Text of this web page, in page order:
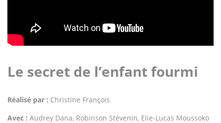
Le secret de l’enfant fourmi
Réalisé par : Christine François
Avec : Audrey Dana, Robinson Stévenin, Elie-Lucas Moussoko